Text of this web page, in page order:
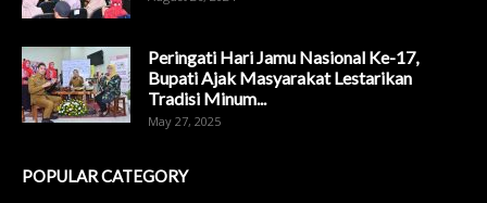
Peringati Hari Jamu Nasional Ke-17,
Bupati Ajak Masyarakat Lestarikan
Tradisi Minum...
May 27, 2025
POPULAR CATEGORY